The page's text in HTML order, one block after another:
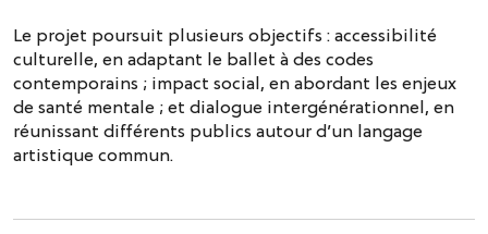
Le projet poursuit plusieurs objectifs : accessibilité
culturelle, en adaptant le ballet à des codes
contemporains ; impact social, en abordant les enjeux
de santé mentale ; et dialogue intergénérationnel, en
réunissant différents publics autour d’un langage
artistique commun.